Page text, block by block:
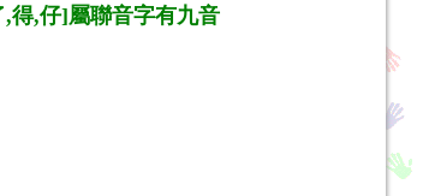
得,仔]屬聯音字有九音